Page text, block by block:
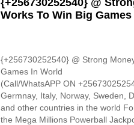
{+256730252540} @
Works To Win Big
{+256730252540} @ Strong
Games In World
(Call/WhatsAPP ON
Germnay, Italy, Norway, Sweden,
and other countries in the world
the Mega Millions Powerball